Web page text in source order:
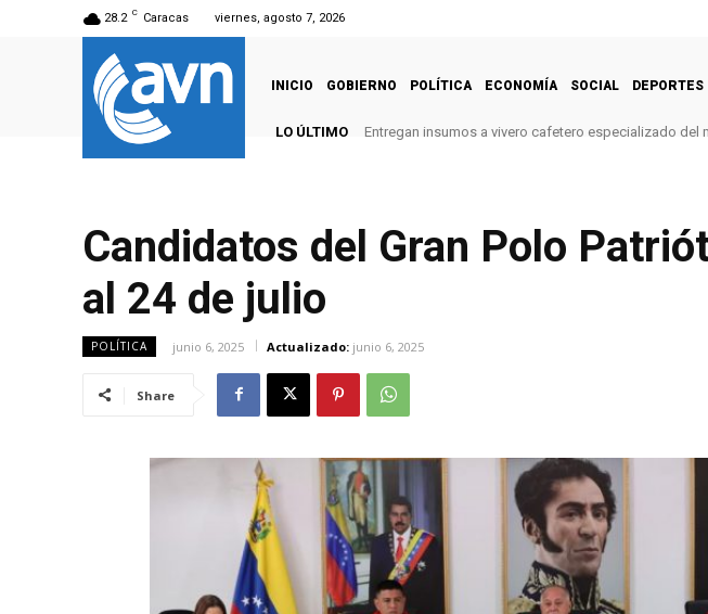
28.2 C Caracas viernes, agosto 7, 2026
INICIO GOBIERNO POLÍTICA ECONOMÍA SOCIAL DEPORTES
LO ÚLTIMO Entregan insumos a vivero cafetero especializado del
Candidatos del Gran Polo
al 24 de julio
POLÍTICA junio 6, 2025 Actualizado: junio 6, 2025
Share